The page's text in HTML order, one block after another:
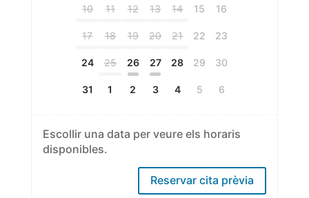
10 11 12 13 14 15 16
17 18 19 20 21 22 23
24 25 26 27 28 29 30
31 1 2 3 4 5 6
Escollir una data per veure els horaris
disponibles.
Reservar cita prèvia